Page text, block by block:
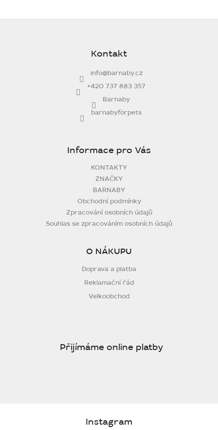
Kontakt
info@barnaby.cz
+420 737 883 357
Barnaby
barnabyforpets
Informace pro Vás
KONTAKTY
ZNAČKY
BARNABY
Obchodní podmínky
Zpracování osobních údajů
Souhlas se zpracováním osobních údajů
O NÁKUPU
Doprava a platba
Reklamační řád
Velkoobchod
Přijímáme online platby
Instagram